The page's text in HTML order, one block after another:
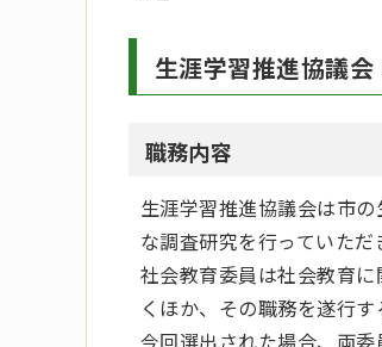
生涯学習推進協議
職務内容
生涯学習推進協議会は市
な調査研究を行っていただ
社会教育委員は社会教育
くほか、その職務を遂行
今回選出された場合、両委